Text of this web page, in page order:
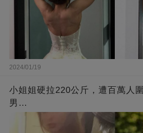
2024/01/19
小姐姐硬拉220公斤，遭百萬人
男…